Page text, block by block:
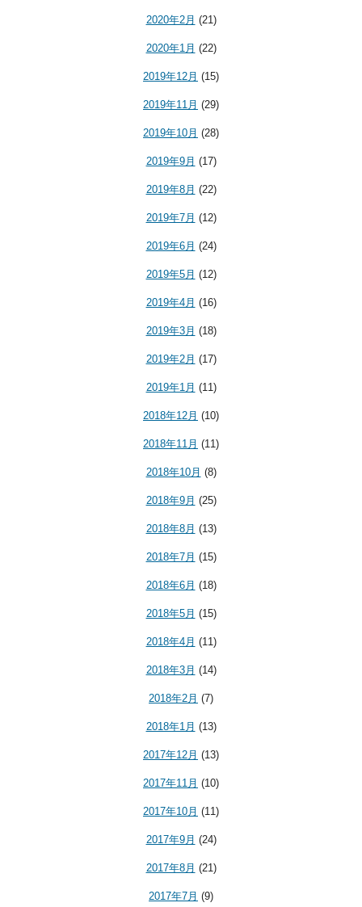
2020年2月 (21)
2020年1月 (22)
2019年12月 (15)
2019年11月 (29)
2019年10月 (28)
2019年9月 (17)
2019年8月 (22)
2019年7月 (12)
2019年6月 (24)
2019年5月 (12)
2019年4月 (16)
2019年3月 (18)
2019年2月 (17)
2019年1月 (11)
2018年12月 (10)
2018年11月 (11)
2018年10月 (8)
2018年9月 (25)
2018年8月 (13)
2018年7月 (15)
2018年6月 (18)
2018年5月 (15)
2018年4月 (11)
2018年3月 (14)
2018年2月 (7)
2018年1月 (13)
2017年12月 (13)
2017年11月 (10)
2017年10月 (11)
2017年9月 (24)
2017年8月 (21)
2017年7月 (9)